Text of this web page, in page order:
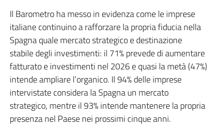
Il Barometro ha messo in evidenza come le imprese
italiane continuino a rafforzare la propria fiducia nella
Spagna quale mercato strategico e destinazione
stabile degli investimenti: il 71% prevede di aumentare
fatturato e investimenti nel 2026 e quasi la metà (47%)
intende ampliare l’organico. Il 94% delle imprese
intervistate considera la Spagna un mercato
strategico, mentre il 93% intende mantenere la propria
presenza nel Paese nei prossimi cinque anni.